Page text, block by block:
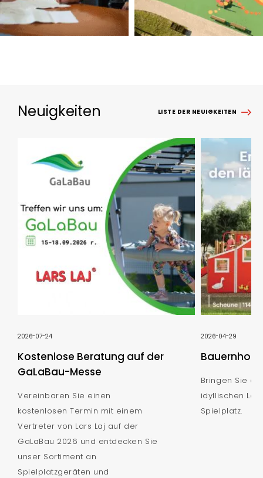
Neuigkeiten LISTE DER NEUIGKEITEN
2026-07-24
Kostenlose Beratung auf der
GaLaBau-Messe
Vereinbaren Sie einen
kostenlosen Termin mit einem
Vertreter von Lars Laj auf der
GaLaBau 2026 und entdecken Sie
unser Sortiment an
Spielplatzgeräten und
2026-04-29
Bauernhof
Bringen Sie
idyllischen
Spielplatz.